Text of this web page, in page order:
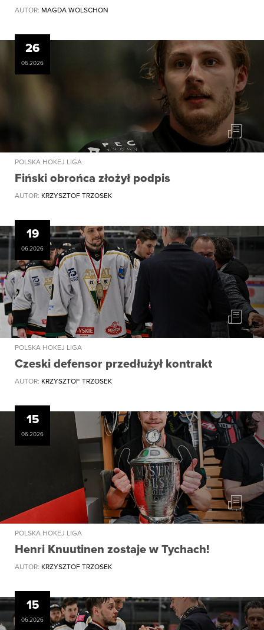
AUTOR: MAGDA WOLSCHON
26
06.2026
POLSKA HOKEJ LIGA
Fiński obrońca złożył podpis
AUTOR: KRZYSZTOF TRZOSEK
19
06.2026
POLSKA HOKEJ LIGA
Czeski defensor przedłużył kontrakt
AUTOR: KRZYSZTOF TRZOSEK
15
06.2026
POLSKA HOKEJ LIGA
Henri Knuutinen zostaje w Tychach!
AUTOR: KRZYSZTOF TRZOSEK
15
06.2026